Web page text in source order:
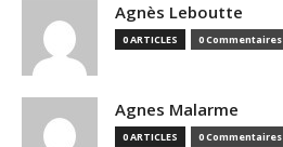
Agnès Leboutte
0 ARTICLES 0 Commentaires
Agnes Malarme
0 ARTICLES 0 Commentaires